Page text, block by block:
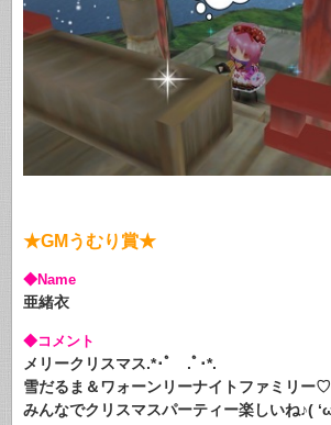
★GMうむり賞★
◆Name
亜緒衣
◆コメント
メリークリスマス.*･ﾟ .ﾟ･*.
雪だるま＆ワォーンリーナイトファミリー♡